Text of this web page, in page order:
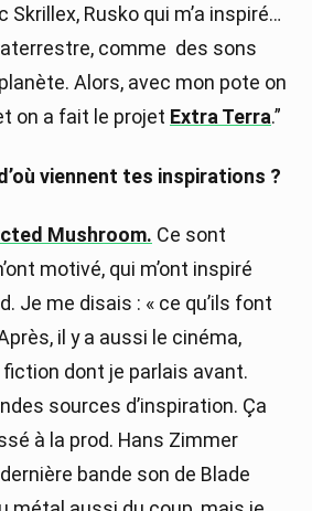
Skrillex, Rusko qui m’a inspiré…
comme des sons
Alors, avec mon pote on
on a fait le projet Extra Terra.”
viennent tes inspirations ?
Mushroom. Ce sont
motivé, qui m’ont inspiré
Je me disais : « ce qu’ils font
il y a aussi le cinéma,
dont je parlais avant.
sources d’inspiration. Ça
à la prod. Hans Zimmer
bande son de Blade